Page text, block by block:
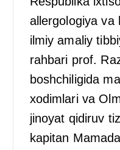
allergologiya va
ilmiy amaliy
rahbari prof.
boshchiligida
xodimlari va
jinoyat qidiruv
kapitan